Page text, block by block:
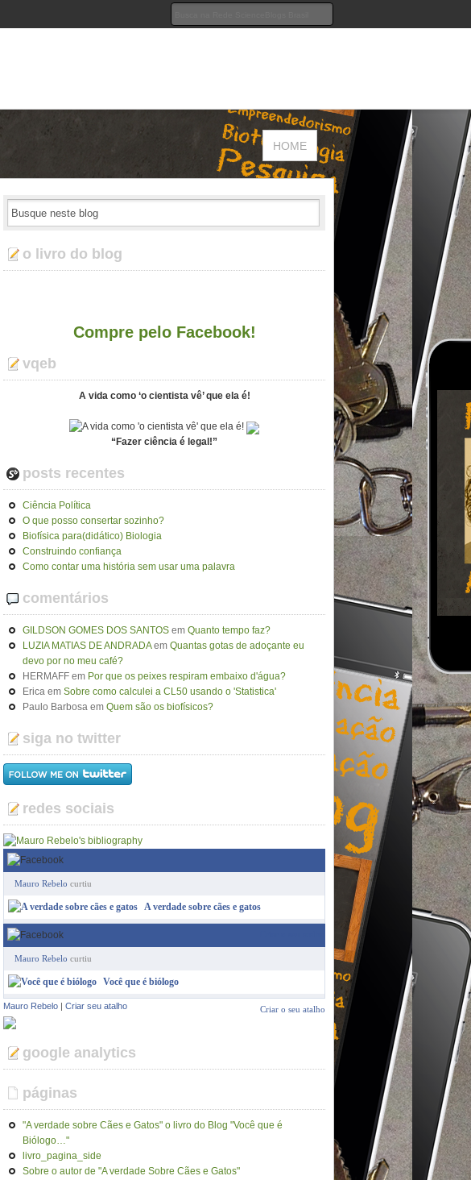
HOME
o livro do blog
Compre pelo Facebook!
vqeb
A vida como ‘o cientista vê’ que ela é!
“Fazer ciência é legal!”
posts recentes
Ciência Política
O que posso consertar sozinho?
Biofísica para(didático) Biologia
Construindo confiança
Como contar uma história sem usar uma palavra
comentários
GILDSON GOMES DOS SANTOS em Quanto tempo faz?
LUZIA MATIAS DE ANDRADAem Quantas gotas de adoçante eu
devo por no meu café?
HERMAFF em Por que os peixes respiram embaixo d'água?
Erica em Sobre como calculei a CL50 usando o 'Statistica'
Paulo Barbosa em Quem são os biofísicos?
siga no twitter
redes sociais
Mauro Rebelo curtiu
A verdade sobre cães e gatos
Mauro Rebelo curtiu
Você que é biólogo
Criar o seu atalho
Mauro Rebelo | Criar seu atalho
google analytics
páginas
"A verdade sobre Cães e Gatos" o livro do Blog "Você que é
Biólogo…"
livro_pagina_side
Sobre o autor de "A verdade Sobre Cães e Gatos"